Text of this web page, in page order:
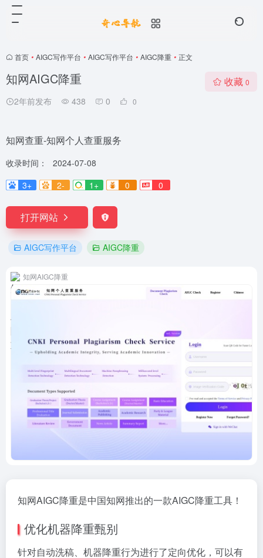
首页 • AIGC写作平台 • AIGC写作平台 • AIGC降重 • 正文
知网AIGC降重
2年前发布 438 0 0
收藏 0
知网查重-知网个人查重服务
收录时间：
2024-07-08
3+
2- 1+ 0 0
打开网站
AIGC写作平台 AIGC降重
知网AIGC降重
知网AIGC降重是中国知网推出的一款AIGC降重工具！
优化机器降重甄别
针对自动洗稿、机器降重行为进行了定向优化，可以有